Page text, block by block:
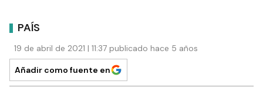
PAÍS
19 de abril de 2021 | 11:37 publicado hace 5 años
Añadir como fuente en